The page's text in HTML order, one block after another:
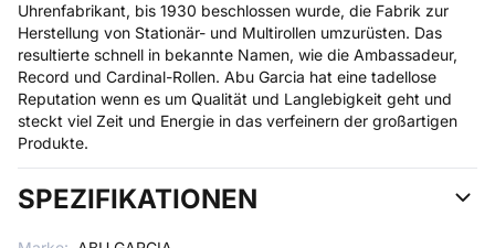
Uhrenfabrikant, bis 1930 beschlossen wurde, die Fabrik zur
Herstellung von Stationär- und Multirollen umzurüsten. Das
resultierte schnell in bekannte Namen, wie die Ambassadeur,
Record und Cardinal-Rollen. Abu Garcia hat eine tadellose
Reputation wenn es um Qualität und Langlebigkeit geht und
steckt viel Zeit und Energie in das verfeinern der großartigen
Produkte.
SPEZIFIKATIONEN